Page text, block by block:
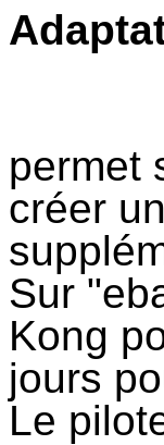
permet
créer
Sur
Kong
jours
Le